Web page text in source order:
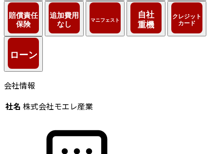
会社情報
社名 株式会社モエレ産業